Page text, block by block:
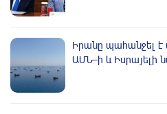
Իրանը պահանջել է
ԱՄՆ–ի և Իսրայելի